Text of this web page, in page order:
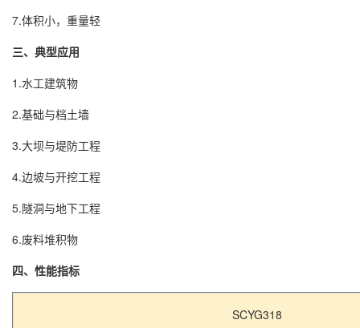
7.体积小，重量轻
三、典型应用
1.水工建筑物
2.基础与档土墙
3.大坝与堤防工程
4.边坡与开挖工程
5.隧洞与地下工程
6.废料堆积物
四、性能指标
SCYG318